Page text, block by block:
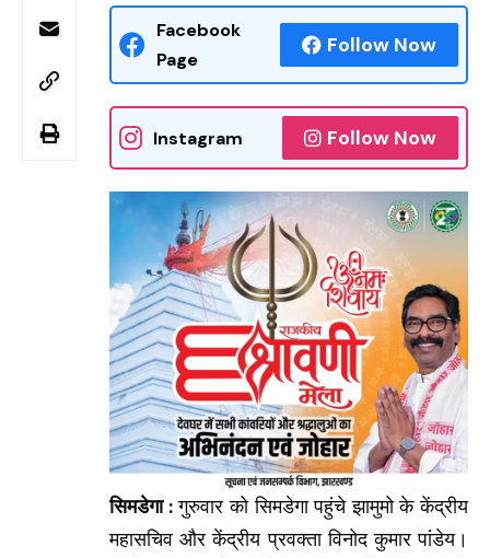
Facebook
Page
Follow Now
Instagram Follow Now
सिमडेगा :गुरुवार को सिमडेगा पहुंचे झामुमो के केंद्रीय
महासचिव और केंद्रीय प्रवक्ता विनोद कुमार पांडेय।